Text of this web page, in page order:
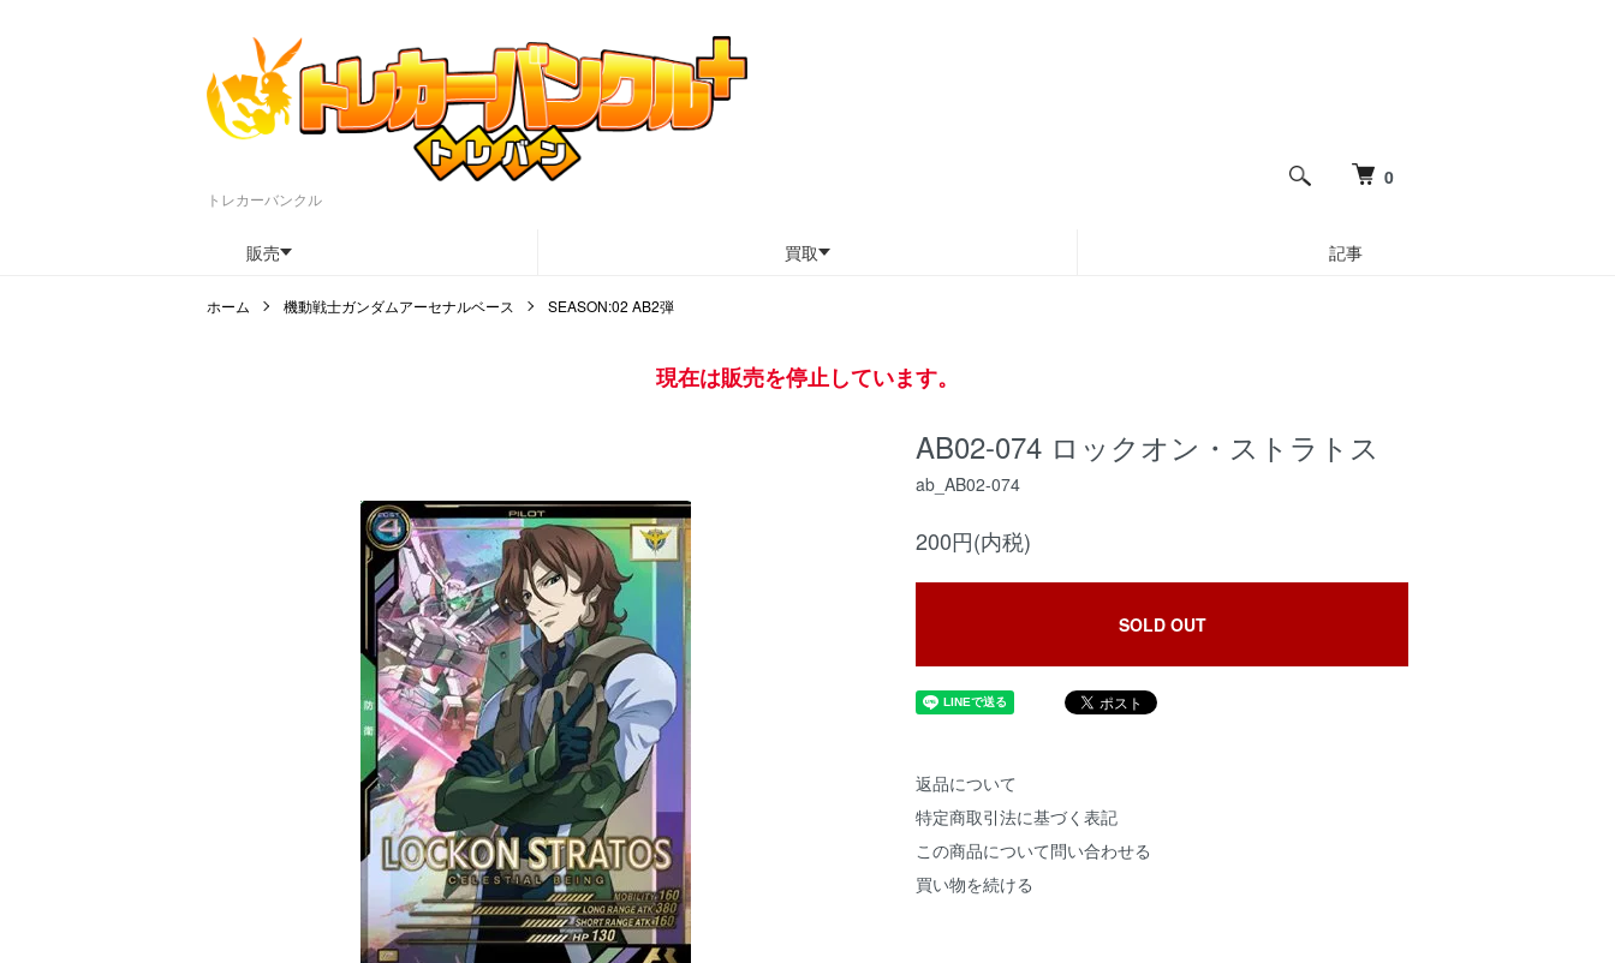
トレカーバンクル
0
販売 買取 記事
ホーム 機動戦士ガンダムアーセナルベース SEASON:02 AB2弾
現在は販売を停止しています。
AB02-074 ロックオン・ストラトス
ab_AB02-074
200円(内税)
SOLD OUT
返品について
特定商取引法に基づく表記
この商品について問い合わせる
買い物を続ける